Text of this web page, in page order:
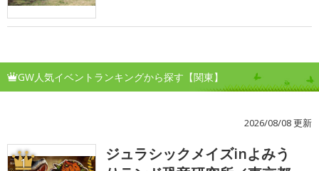
GW人気イベントランキングから探す【関東】
2026/08/08 更新
1
ジュラシックメイズinよみう